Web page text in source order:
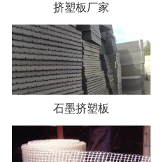
挤塑板厂家
石墨挤塑板